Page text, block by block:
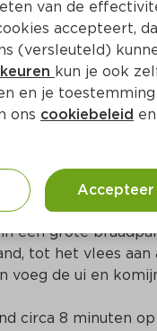
een grote
tot het vlees
voeg de ui en
circa 8 minuten
van de
accepteert,
(versleuteld)
kun je ook
en je toestemming
ons cookiebeleid en
Accepteer